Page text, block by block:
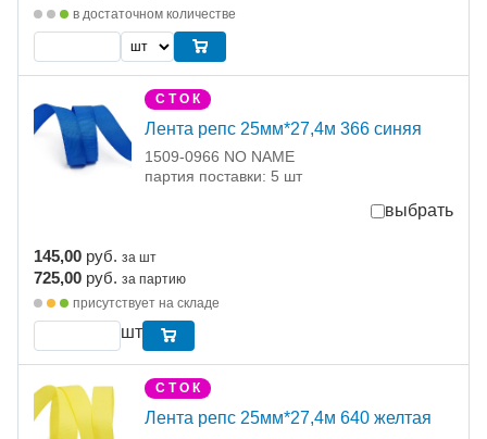
в достаточном количестве
С Т О К
Лента репс 25мм*27,4м 366 синяя
1509-0966 NO NAME
партия поставки: 5 шт
выбрать
145,00 руб. за шт
725,00 руб. за партию
присутствует на складе
шт
С Т О К
Лента репс 25мм*27,4м 640 желтая